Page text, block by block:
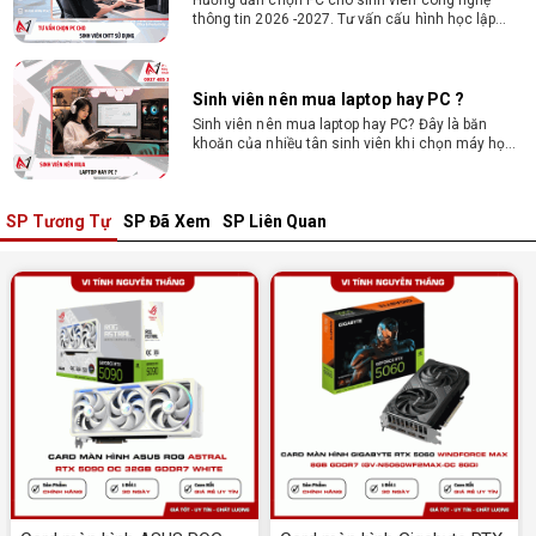
thông tin 2026 -2027. Tư vấn cấu hình học lập
Sinh viên nên mua laptop hay PC ?
Sinh viên nên mua laptop hay PC? Đây là băn
khoăn của nhiều tân sinh viên khi chọn máy học
Laptop Sinh Viên 15–20 Triệu 2026: Cấu
Hình Nào Đáng Tiền?
Tìm laptop sinh viên 15–20 triệu phù hợp ngành
học năm 2026? Khám phá cách chọn cấu hình,
RAM, SSD, màn hình và khả năng nâng cấp hợp lý.
Tổng hợp 7 laptop sinh viên dưới 15 triệu
nên mua
Bạn tìm laptop cho sinh viên dưới 15 triệu mượt
mà, bền bỉ? Xem ngay gợi ý các thương hiệu
laptop bền, cấu hình mạnh cho sinh viên sử dụng
4 năm đại học.
Dịch vụ build PC đồ họa tại Đồng Nai theo
yêu cầu, giá tốt, uy tín
SP Tương Tự SP Đã Xem SP Liên Quan